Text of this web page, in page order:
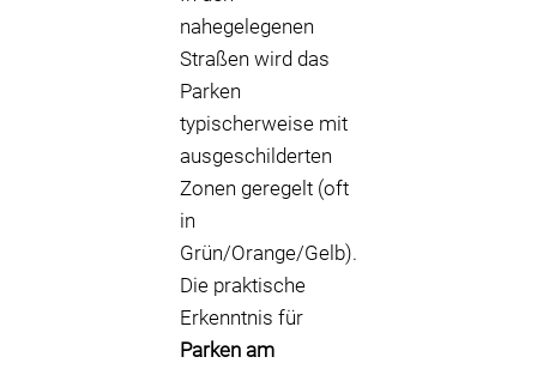
nahegelegenen
Straßen wird das
Parken
typischerweise mit
ausgeschilderten
Zonen geregelt (oft
in
Grün/Orange/Gelb).
Die praktische
Erkenntnis für
Parken am